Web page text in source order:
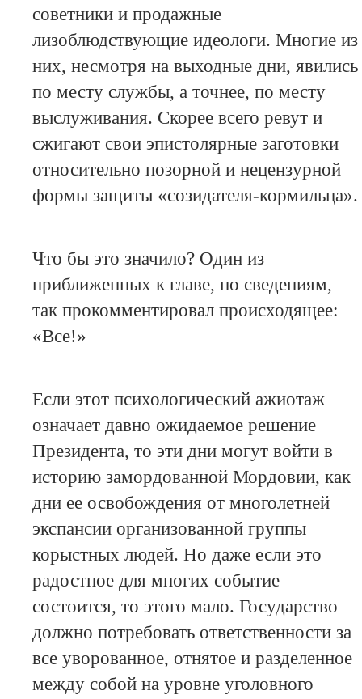
советники и продажные
лизоблюдствующие идеологи. Многие из
них, несмотря на выходные дни, явились
по месту службы, а точнее, по месту
выслуживания. Скорее всего ревут и
сжигают свои эпистолярные заготовки
относительно позорной и нецензурной
формы защиты «созидателя-кормильца».
Что бы это значило? Один из
приближенных к главе, по сведениям,
так прокомментировал происходящее:
«Все!»
Если этот психологический ажиотаж
означает давно ожидаемое решение
Президента, то эти дни могут войти в
историю замордованной Мордовии, как
дни ее освобождения от многолетней
экспансии организованной группы
корыстных людей. Но даже если это
радостное для многих событие
состоится, то этого мало. Государство
должно потребовать ответственности за
все уворованное, отнятое и разделенное
между собой на уровне уголовного